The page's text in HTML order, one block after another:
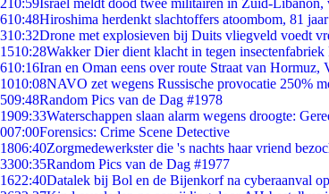
210:59Israël meldt dood twee militairen in Zuid-Libanon,
610:48Hiroshima herdenkt slachtoffers atoombom, 81
310:32Drone met explosieven bij Duits vliegveld voedt
1510:28Wakker Dier dient klacht in tegen
610:16Iran en Oman eens over route Straat van Hormuz,
1010:08NAVO zet wegens Russische provocatie 250%
509:48Random Pics van de Dag #1978
1909:33Waterschappen slaan alarm wegens droogte:
007:00Forensics: Crime Scene Detective
1806:40Zorgmedewerkster die 's nachts haar vriend
3300:35Random Pics van de Dag #1977
1622:40Datalek bij Bol en de Bijenkorf na cyberaanval